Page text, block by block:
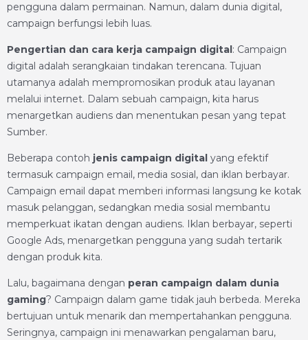
pengguna dalam permainan. Namun, dalam dunia digital,
campaign berfungsi lebih luas.
Pengertian dan cara kerja campaign digital: Campaign
digital adalah serangkaian tindakan terencana. Tujuan
utamanya adalah mempromosikan produk atau layanan
melalui internet. Dalam sebuah campaign, kita harus
menargetkan audiens dan menentukan pesan yang tepat
Sumber.
Beberapa contoh jenis campaign digital yang efektif
termasuk campaign email, media sosial, dan iklan berbayar.
Campaign email dapat memberi informasi langsung ke kotak
masuk pelanggan, sedangkan media sosial membantu
memperkuat ikatan dengan audiens. Iklan berbayar, seperti
Google Ads, menargetkan pengguna yang sudah tertarik
dengan produk kita.
Lalu, bagaimana dengan peran campaign dalam dunia
gaming? Campaign dalam game tidak jauh berbeda. Mereka
bertujuan untuk menarik dan mempertahankan pengguna.
Seringnya, campaign ini menawarkan pengalaman baru,